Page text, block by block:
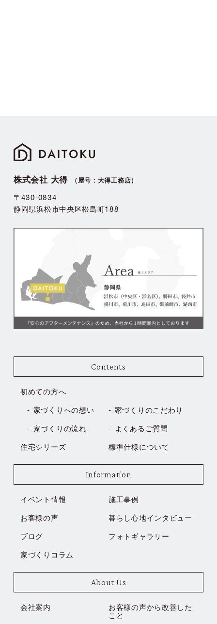
株式会社 大得 （屋号：大得工務店）
〒430-0834
静岡県浜松市中央区松島町188
Contents
初めての方へ
家づくりへの想い
家づくりのこだわり
家づくりの流れ
よくあるご質問
住宅シリーズ
標準仕様について
Information
イベント情報
施工事例
お客様の声
暮らし心地インタビュー
ブログ
フォトギャラリー
家づくりコラム
About Us
会社案内 お客様の声から改善した
こと